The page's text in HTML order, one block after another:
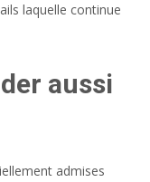
laquelle continue
aussi
admises